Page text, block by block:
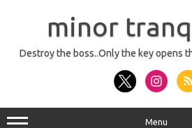
minor
Destroy the boss..Only the key opens
Menu